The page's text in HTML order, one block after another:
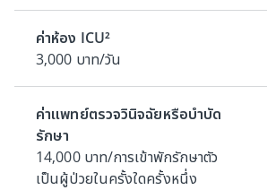
ค่าห้อง ICU²
3,000 บาท/วัน
ค่าแพทย์ตรวจวินิจฉัยหรือบำบัด
รักษา
14,000 บาท/การเข้าพักรักษาตัว
เป็นผู้ป่วยในครั้งใดครั้งหนึ่ง